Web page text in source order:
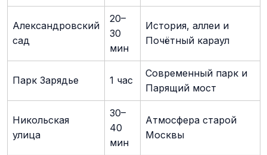
Александровский
сад
20–
30
мин
История, аллеи и
Почётный караул
Парк Зарядье 1 час
Современный парк и
Парящий мост
Никольская
улица
30–
40
мин
Атмосфера старой
Москвы